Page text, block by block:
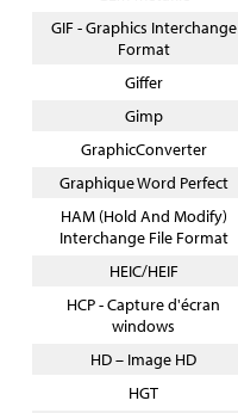
GIF - Graphics Interchange
Format
Giffer
Gimp
GraphicConverter
Graphique Word Perfect
HAM (Hold And Modify)
Interchange File Format
HEIC/HEIF
HCP - Capture d'écran
windows
HD – Image HD
HGT